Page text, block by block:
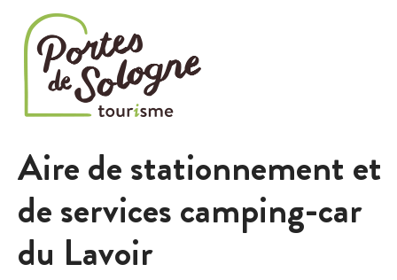
Aire de stationnement et
de services camping-car
du Lavoir